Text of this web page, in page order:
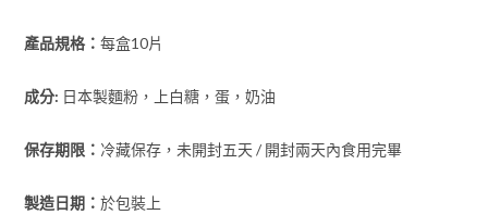
產品規格： 每盒10片
成分: 日本製麵粉，上白糖，蛋，奶油
保存期限： 冷藏保存，未開封五天 / 開封兩天內食用完畢
製造日期： 於包裝上